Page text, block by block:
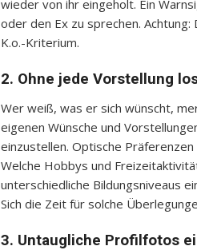
wieder von ihr eingeholt. Ein
oder den Ex zu sprechen.
K.o.-Kriterium.
2. Ohne jede Vorstellung
Wer weiß, was er sich wünscht,
eigenen Wünsche und
einzustellen. Optische
Welche Hobbys und
unterschiedliche Bildungsniveaus
Sich die Zeit für solche
3. Untaugliche Profilfotos